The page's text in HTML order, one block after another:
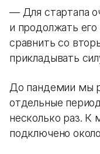
— Для стартапа
и продолжать
сравнить со
прикладывать
До пандемии мы
отдельные
несколько раз. К
подключено